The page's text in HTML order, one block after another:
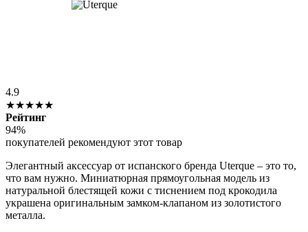
4.9
★★★★★
Рейтинг
94%
покупателей рекомендуют этот товар
Элегантный аксессуар от испанского бренда Uterque – это то,
что вам нужно. Миниатюрная прямоугольная модель из
натуральной блестящей кожи с тиснением под крокодила
украшена оригинальным замком-клапаном из золотистого
металла.